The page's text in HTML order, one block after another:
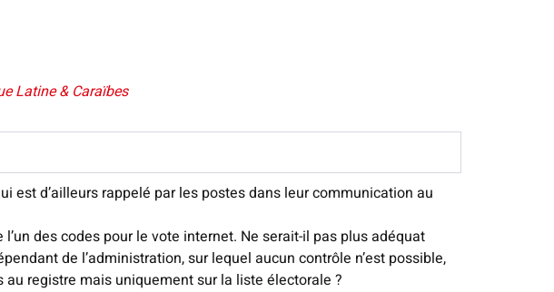
Latine & Caraïbes
est d’ailleurs rappelé par les postes dans leur communication au
des codes pour le vote internet. Ne serait-il pas plus adéquat
de l’administration, sur lequel aucun contrôle n’est possible,
registre mais uniquement sur la liste électorale ?